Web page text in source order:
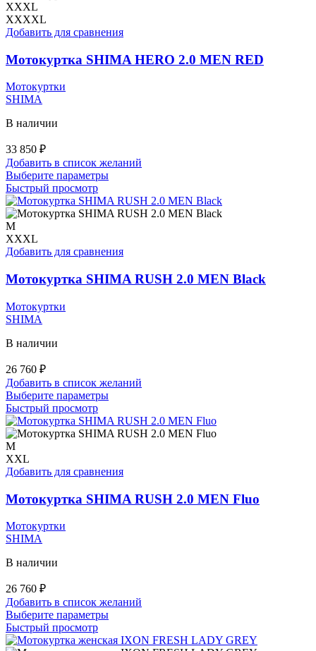
можно
на
странице
XXXL
XXXXL
Добавить для сравнения
Мотокуртка SHIMA HERO 2.0 MEN RED
Мотокуртки
SHIMA
В наличии
33 850 ₽
Добавить в список желаний
Выберите параметрыЭтот
имеет
несколько
можно
на
странице
Быстрый просмотр
M
XXXL
Добавить для сравнения
Мотокуртка SHIMA RUSH 2.0 MEN Black
Мотокуртки
SHIMA
В наличии
26 760 ₽
Добавить в список желаний
Выберите параметрыЭтот
имеет
несколько
можно
на
странице
Быстрый просмотр
M
XXL
Добавить для сравнения
Мотокуртка SHIMA RUSH 2.0 MEN Fluo
Мотокуртки
SHIMA
В наличии
26 760 ₽
Добавить в список желаний
Выберите параметрыЭтот
имеет
Быстрый просмотр